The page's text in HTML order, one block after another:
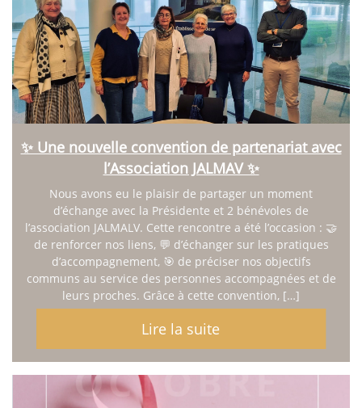
✨ Une nouvelle convention de partenariat avec
l’Association JALMAV ✨
Nous avons eu le plaisir de partager un moment
d’échange avec la Présidente et 2 bénévoles de
l’association JALMALV. Cette rencontre a été l’occasion : 🤝
de renforcer nos liens, 💬 d’échanger sur les pratiques
d’accompagnement, 🎯 de préciser nos objectifs
communs au service des personnes accompagnées et de
leurs proches. Grâce à cette convention, […]
Lire la suite